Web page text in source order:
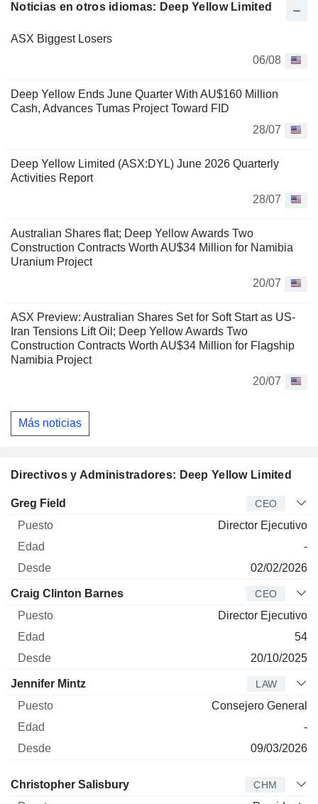
Noticias en otros idiomas: Deep Yellow Limited
ASX Biggest Losers
06/08
Deep Yellow Ends June Quarter With AU$160 Million
Cash, Advances Tumas Project Toward FID
28/07
Deep Yellow Limited (ASX:DYL) June 2026 Quarterly
Activities Report
28/07
Australian Shares flat; Deep Yellow Awards Two
Construction Contracts Worth AU$34 Million for Namibia
Uranium Project
20/07
ASX Preview: Australian Shares Set for Soft Start as US-
Iran Tensions Lift Oil; Deep Yellow Awards Two
Construction Contracts Worth AU$34 Million for Flagship
Namibia Project
20/07
Más noticias
Directivos y Administradores: Deep Yellow Limited
Director Puesto
Greg Field CEO
Director Ejecutivo
-
02/02/2026
Craig Clinton Barnes CEO
Director Ejecutivo
54
20/10/2025
Jennifer Mintz LAW
Consejero General
-
09/03/2026
Administrador Puesto
Christopher Salisbury CHM